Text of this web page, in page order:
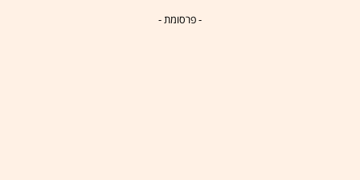
- פרסומת -